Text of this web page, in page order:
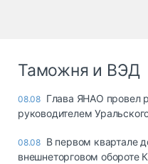
Таможня и ВЭД
08.08 Глава ЯНАО провел
руководителем
08.08 В первом квартале
внешнеторговом обороте